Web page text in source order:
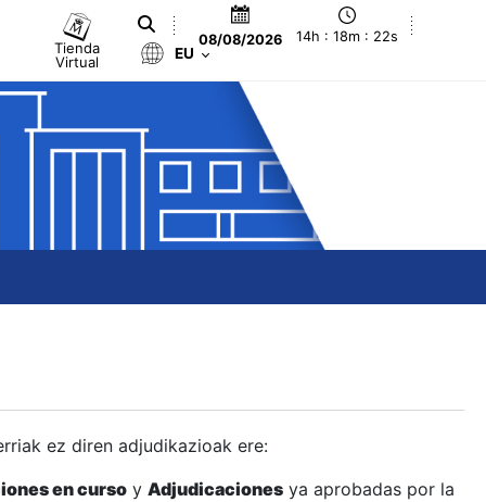
Tienda
Virtual
08/08/2026 14h : 18m : 23s
EU
ez diren adjudikazioak ere:
en curso y Adjudicaciones ya aprobadas por la